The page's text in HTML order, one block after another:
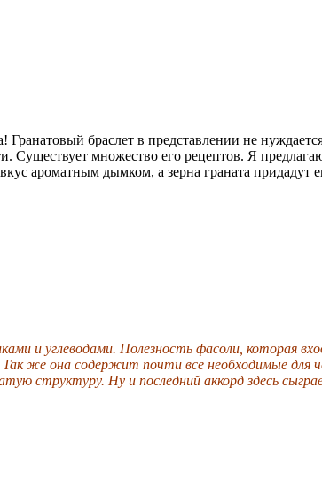
браслет в представлении не
Существует множество его рецептов. Я
ароматным дымком, а зерна граната придадут
и углеводами. Полезность фасоли, которая
же она содержит почти все необходимые для
структуру. Ну и последний аккорд здесь